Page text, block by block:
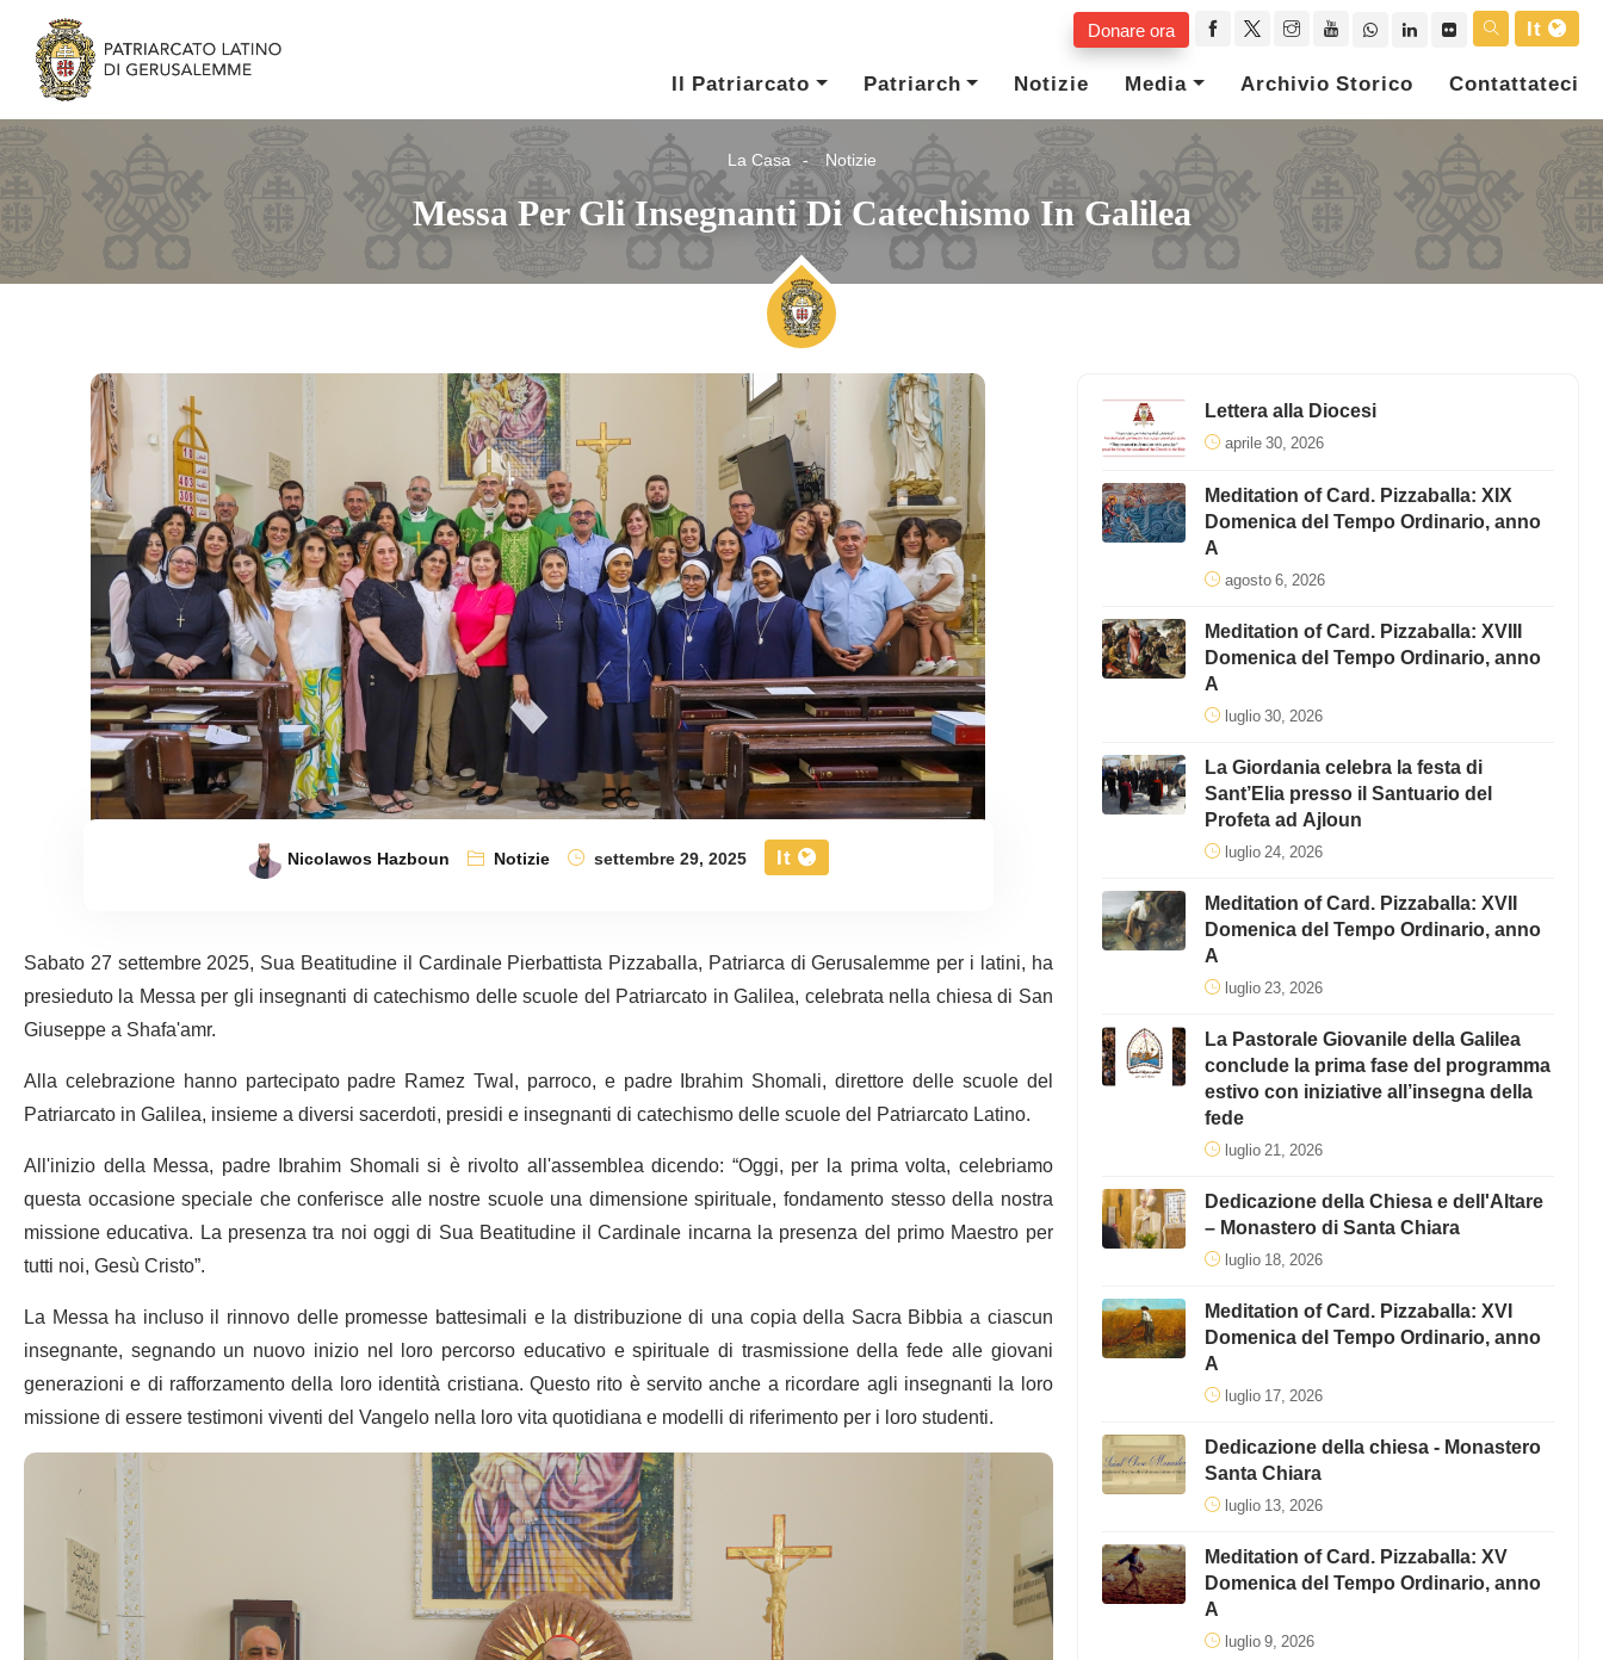
Donare ora
It
Il Patriarcato
Patriarch Notizie Media Archivio Storico Contattateci
La Casa Notizie
Messa Per Gli Insegnanti Di Catechismo In Galilea
Nicolawos Hazboun Notizie settembre 29, 2025 It
Sabato 27 settembre 2025, Sua Beatitudine il Cardinale Pierbattista Pizzaballa, Patriarca di Gerusalemme per i latini, ha
presieduto la Messa per gli insegnanti di catechismo delle scuole del Patriarcato in Galilea, celebrata nella chiesa di San
Giuseppe a Shafa'amr.
Alla celebrazione hanno partecipato padre Ramez Twal, parroco, e padre Ibrahim Shomali, direttore delle scuole del
Patriarcato in Galilea, insieme a diversi sacerdoti, presidi e insegnanti di catechismo delle scuole del Patriarcato Latino.
All'inizio della Messa, padre Ibrahim Shomali si è rivolto all'assemblea dicendo: “Oggi, per la prima volta, celebriamo
questa occasione speciale che conferisce alle nostre scuole una dimensione spirituale, fondamento stesso della nostra
missione educativa. La presenza tra noi oggi di Sua Beatitudine il Cardinale incarna la presenza del primo Maestro per
tutti noi, Gesù Cristo”.
La Messa ha incluso il rinnovo delle promesse battesimali e la distribuzione di una copia della Sacra Bibbia a ciascun
insegnante, segnando un nuovo inizio nel loro percorso educativo e spirituale di trasmissione della fede alle giovani
generazioni e di rafforzamento della loro identità cristiana. Questo rito è servito anche a ricordare agli insegnanti la loro
missione di essere testimoni viventi del Vangelo nella loro vita quotidiana e modelli di riferimento per i loro studenti.
Lettera alla Diocesi
aprile 30, 2026
Meditation of Card. Pizzaballa: XIX
Domenica del Tempo Ordinario, anno
A
agosto 6, 2026
Meditation of Card. Pizzaballa: XVIII
Domenica del Tempo Ordinario, anno
A
luglio 30, 2026
La Giordania celebra la festa di
Sant’Elia presso il Santuario del
Profeta ad Ajloun
luglio 24, 2026
Meditation of Card. Pizzaballa: XVII
Domenica del Tempo Ordinario, anno
A
luglio 23, 2026
La Pastorale Giovanile della Galilea
conclude la prima fase del programma
estivo con iniziative all’insegna della
fede
luglio 21, 2026
Dedicazione della Chiesa e dell'Altare
– Monastero di Santa Chiara
luglio 18, 2026
Meditation of Card. Pizzaballa: XVI
Domenica del Tempo Ordinario, anno
A
luglio 17, 2026
Dedicazione della chiesa - Monastero
Santa Chiara
luglio 13, 2026
Meditation of Card. Pizzaballa: XV
Domenica del Tempo Ordinario, anno
A
luglio 9, 2026